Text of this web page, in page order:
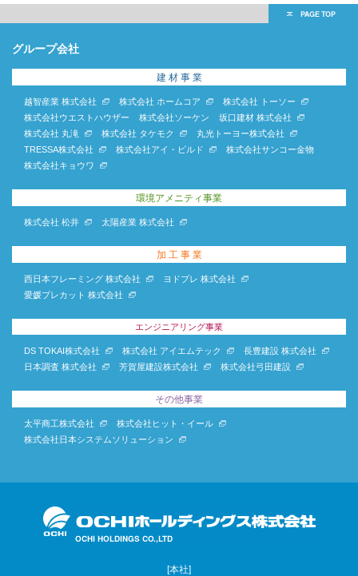
グループ会社
建 材 事 業
越智産業 株式会社 株式会社 ホームコア
株式会社 トーソー
株式会社ウエストハウザー
株式会社ソーケン
坂口建材 株式会社
株式会社 丸滝
株式会社 タケモク
丸光トーヨー株式会社
TRESSA株式会社
株式会社アイ・ビルド
株式会社サンコー金物
株式会社キョウワ
環境アメニティ事業
株式会社 松井 太陽産業 株式会社
加 工 事 業
西日本フレーミング 株式会社
ヨドプレ 株式会社
愛媛プレカット 株式会社
エンジニアリング事業
DS TOKAI株式会社 株式会社 アイエムテック
長豊建設 株式会社
日本調査 株式会社
芳賀屋建設株式会社 株式会社弓田建設
その他事業
太平商工株式会社
株式会社ヒット・イール
株式会社日本システムソリューション
[本社]